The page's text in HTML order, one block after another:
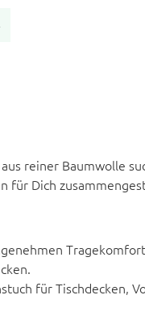
Weiter
reiner Baumwolle
für Dich
für Tischdecken,